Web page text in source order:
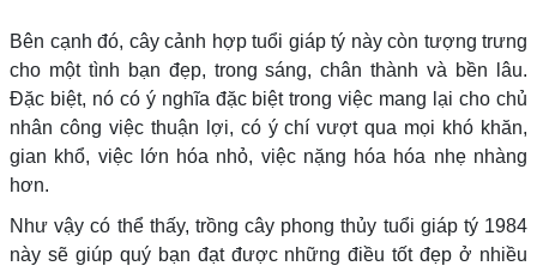
Bên cạnh đó, cây cảnh hợp tuổi giáp tý này còn tượng trưng
cho một tình bạn đẹp, trong sáng, chân thành và bền lâu.
Đặc biệt, nó có ý nghĩa đặc biệt trong việc mang lại cho chủ
nhân công việc thuận lợi, có ý chí vượt qua mọi khó khăn,
gian khổ, việc lớn hóa nhỏ, việc nặng hóa hóa nhẹ nhàng
hơn.
Như vậy có thể thấy, trồng cây phong thủy tuổi giáp tý 1984
này sẽ giúp quý bạn đạt được những điều tốt đẹp ở nhiều